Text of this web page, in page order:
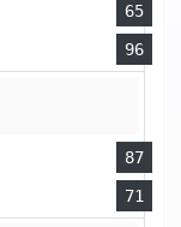
65
96
87
71